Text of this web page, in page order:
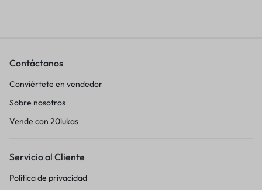
Contáctanos
Conviértete en vendedor
Sobre nosotros
Vende con 20lukas
Servicio al Cliente
Politica de privacidad